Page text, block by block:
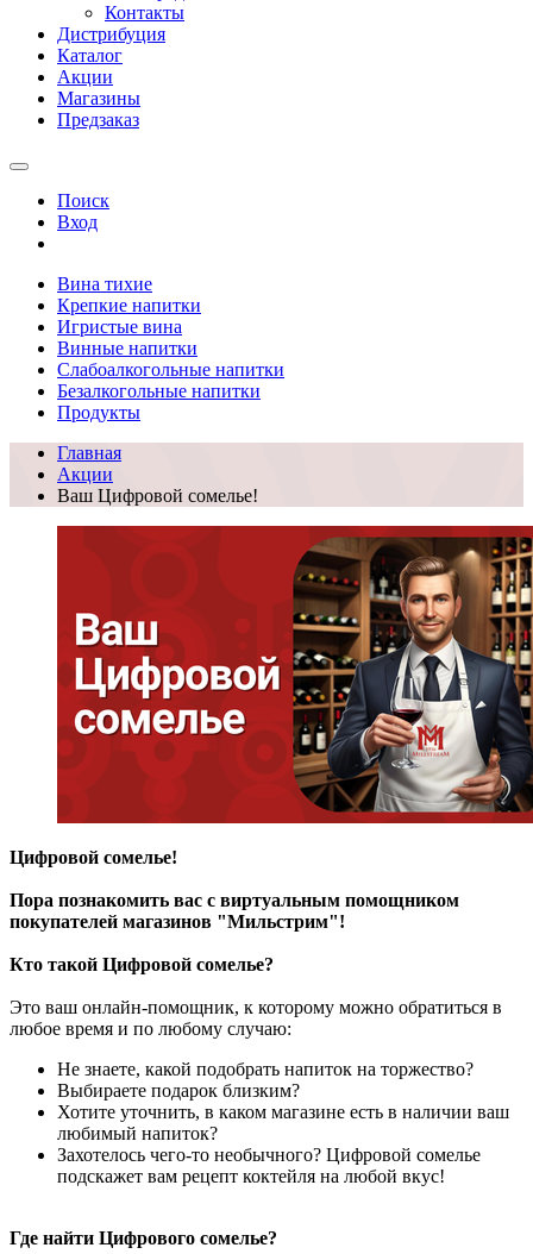
Контакты
Дистрибуция
Каталог
Акции
Магазины
Предзаказ
Поиск
Вход
Вина тихие
Крепкие напитки
Игристые вина
Винные напитки
Слабоалкогольные напитки
Безалкогольные напитки
Продукты
Главная
Акции
Ваш Цифровой сомелье!
Цифровой сомелье!
Пора познакомить вас с виртуальным помощником
покупателей магазинов "Мильстрим"!
Кто такой Цифровой сомелье?
Это ваш онлайн-помощник, к которому можно обратиться в
любое время и по любому случаю:
Не знаете, какой подобрать напиток на торжество?
Выбираете подарок близким?
Хотите уточнить, в каком магазине есть в наличии ваш
любимый напиток?
Захотелось чего-то необычного? Цифровой сомелье
подскажет вам рецепт коктейля на любой вкус!
Где найти Цифрового сомелье?